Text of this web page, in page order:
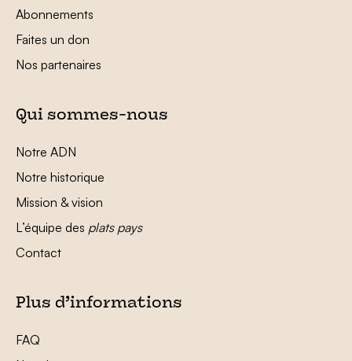
Abonnements
Faites un don
Nos partenaires
Qui sommes-nous
Notre ADN
Notre historique
Mission & vision
L’équipe des plats pays
Contact
Plus d’informations
FAQ